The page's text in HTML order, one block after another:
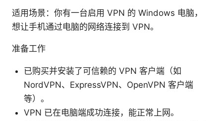
适用场景：你有一台启用 VPN 的 Windows 电脑，
想让手机通过电脑的网络连接到 VPN。
准备工作
已购买并安装了可信赖的 VPN 客户端（如
NordVPN、ExpressVPN、OpenVPN 客户端
等）。
VPN 已在电脑端成功连接，能正常上网。